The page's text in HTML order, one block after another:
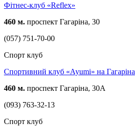
Фітнес-клуб «Reflex»
460 м. проспект Гагаріна, 30
(057) 751-70-00
Спорт клуб
Спортивний клуб «Ayumi» на Гагаріна
460 м. проспект Гагаріна, 30А
(093) 763-32-13
Спорт клуб